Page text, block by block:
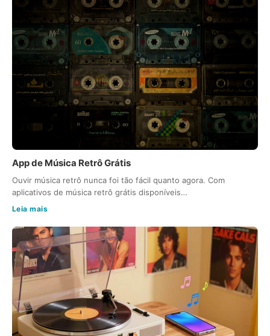
App de Música Retrô Grátis
Ouvir música retrô nunca foi tão fácil quanto agora. Com
aplicativos de música retrô grátis disponíveis…
Leia mais